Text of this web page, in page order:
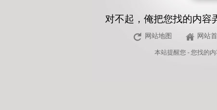
对不起，俺把您找的内容
网站地图 网站
本站提醒您 - 您找的